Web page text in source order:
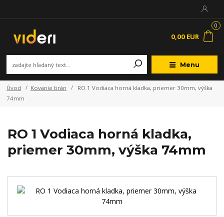
Menu
0
0,00 EUR
Úvod Kovanie brán
RO 1 Vodiaca horná kladka, priemer 30mm, výška
74mm
RO 1 Vodiaca horná kladka,
priemer 30mm, výška 74mm